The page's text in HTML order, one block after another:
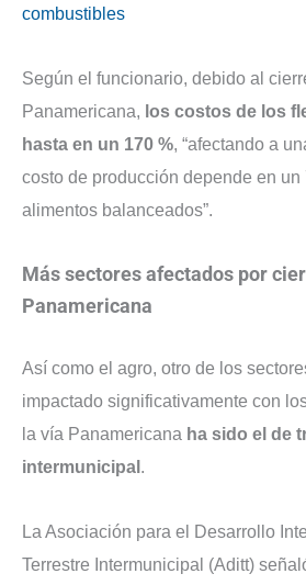
combustibles
Según el funcionario, debido al
Panamericana, los costos de los
hasta en un 170 %, “afectando a
costo de producción depende en un
alimentos balanceados”.
Más sectores afectados por
Panamericana
Así como el agro, otro de los
impactado significativamente con
la vía Panamericana ha sido el de
intermunicipal .
La Asociación para el Desarrollo
Terrestre Intermunicipal (Aditt)